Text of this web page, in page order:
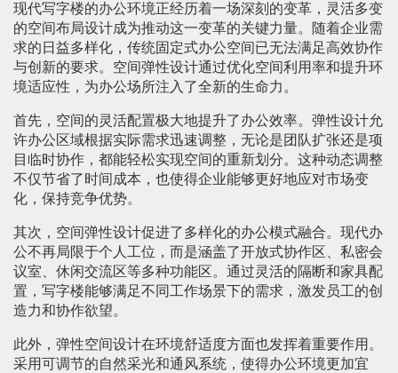
现代写字楼的办公环境正经历着一场深刻的变革，灵活多变
的空间布局设计成为推动这一变革的关键力量。随着企业需
求的日益多样化，传统固定式办公空间已无法满足高效协作
与创新的要求。空间弹性设计通过优化空间利用率和提升环
境适应性，为办公场所注入了全新的生命力。
首先，空间的灵活配置极大地提升了办公效率。弹性设计允
许办公区域根据实际需求迅速调整，无论是团队扩张还是项
目临时协作，都能轻松实现空间的重新划分。这种动态调整
不仅节省了时间成本，也使得企业能够更好地应对市场变
化，保持竞争优势。
其次，空间弹性设计促进了多样化的办公模式融合。现代办
公不再局限于个人工位，而是涵盖了开放式协作区、私密会
议室、休闲交流区等多种功能区。通过灵活的隔断和家具配
置，写字楼能够满足不同工作场景下的需求，激发员工的创
造力和协作欲望。
此外，弹性空间设计在环境舒适度方面也发挥着重要作用。
采用可调节的自然采光和通风系统，使得办公环境更加宜